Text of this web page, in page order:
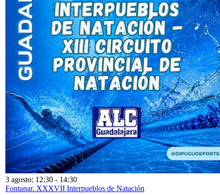
3 agosto: 12:30 - 14:30
Fontanar. XXXVII Interpueblos de Natación